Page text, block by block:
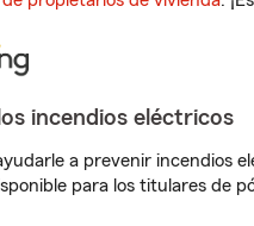
incendios eléctricos
a prevenir incendios
para los titulares de